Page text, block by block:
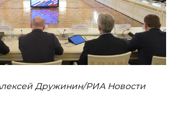
Дружинин/РИА Новости